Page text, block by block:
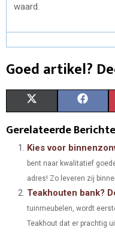
waard.
Goed artikel?
R
O
T
W
I
T
R
O
C
E
B
O
Gerelateerde
Kies voor
bent naar kwalitatief
adres! Zo leveren zij
Teakhouten bank?
tuinmeubelen, wordt
Teakhout dat er prachtig